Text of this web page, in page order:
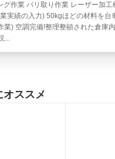
作業 バリ取り作業 レーザー加工
実績の入力) 50kgほどの材料を台
業) 空調完備!整理整頓された倉庫
...
オススメ